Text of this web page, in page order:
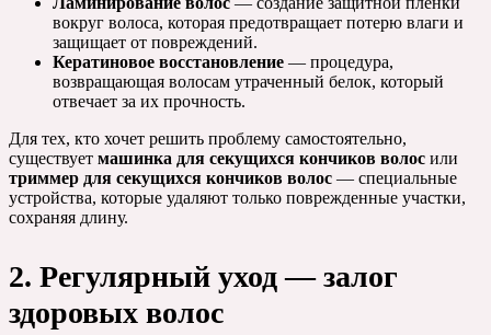
вокруг волоса, которая предотвращает потерю влаги и
защищает от повреждений.
Кератиновое восстановление — процедура,
возвращающая волосам утраченный белок, который
отвечает за их прочность.
Для тех, кто хочет решить проблему самостоятельно,
существует машинка для секущихся кончиков волос или
триммер для секущихся кончиков волос — специальные
устройства, которые удаляют только поврежденные участки,
сохраняя длину.
2. Регулярный уход — залог
здоровых волос